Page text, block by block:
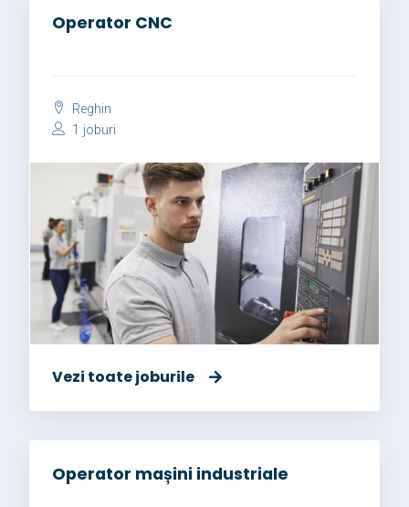
Operator CNC
Reghin
1 joburi
Vezi toate joburile
Operator mașini industriale